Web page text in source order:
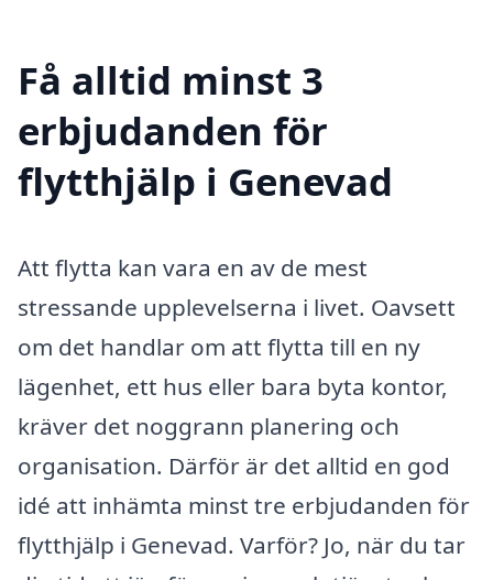
Få alltid minst 3
erbjudanden för
flytthjälp i Genevad
Att flytta kan vara en av de mest
stressande upplevelserna i livet. Oavsett
om det handlar om att flytta till en ny
lägenhet, ett hus eller bara byta kontor,
kräver det noggrann planering och
organisation. Därför är det alltid en god
idé att inhämta minst tre erbjudanden för
flytthjälp i Genevad. Varför? Jo, när du tar